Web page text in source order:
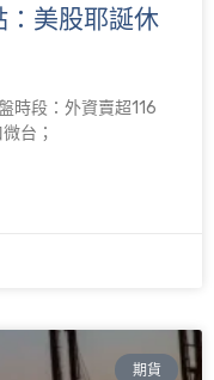
美股耶誕休
時段：外資賣超116
台；
期貨